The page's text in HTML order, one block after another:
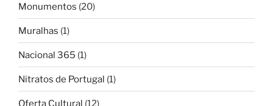
Monumentos (20)
Muralhas (1)
Nacional 365 (1)
Nitratos de Portugal (1)
Oferta Cultural (12)